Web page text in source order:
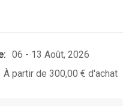
06 - 13 Août, 2026
À partir de 300,00 € d'achat